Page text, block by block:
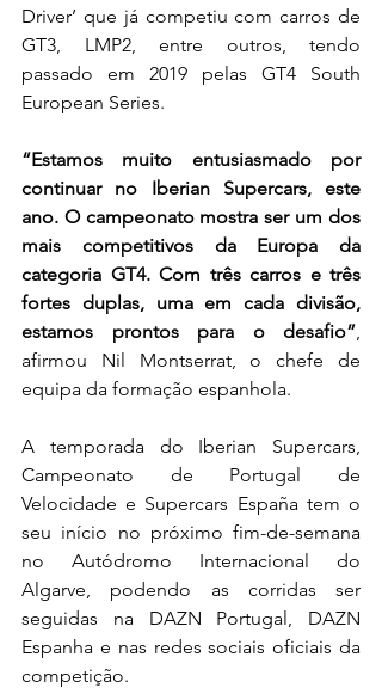
Driver’ que já competiu com carros de
GT3, LMP2, entre outros, tendo
passado em 2019 pelas GT4 South
European Series.
“Estamos muito entusiasmado por
continuar no Iberian Supercars, este
ano. O campeonato mostra ser um dos
mais competitivos da Europa da
categoria GT4. Com três carros e três
fortes duplas, uma em cada divisão,
estamos prontos para o desafio”,
afirmou Nil Montserrat, o chefe de
equipa da formação espanhola.
A temporada do Iberian Supercars,
Campeonato de Portugal de
Velocidade e Supercars España tem o
seu início no próximo fim-de-semana
no Autódromo Internacional do
Algarve, podendo as corridas ser
seguidas na DAZN Portugal, DAZN
Espanha e nas redes sociais oficiais da
competição.